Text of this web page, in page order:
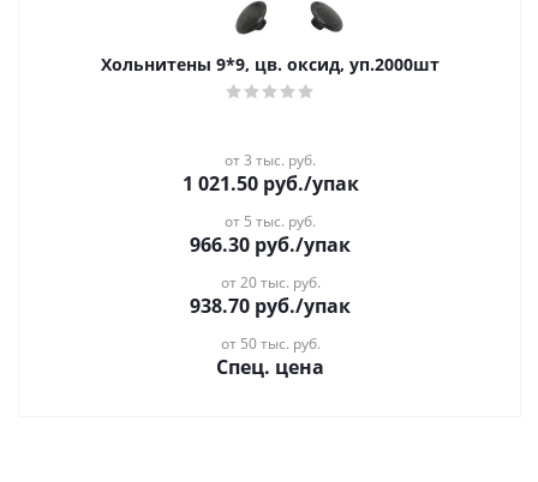
Хольнитены 9*9, цв. оксид, уп.2000шт
от 3 тыс. руб.
1 021.50руб./упак
от 5 тыс. руб.
966.30 руб./упак
от 20 тыс. руб.
938.70 руб./упак
от 50 тыс. руб.
Спец. цена